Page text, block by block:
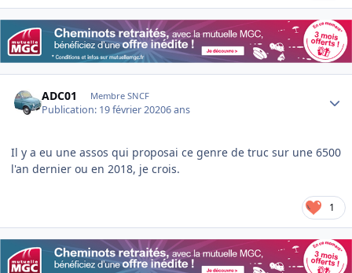
ADC01 Membre SNCF
Publication: 19 février 20206 ans
Il y a eu une assos qui proposai ce genre de truc sur une 6500
l'an dernier ou en 2018, je crois.
1